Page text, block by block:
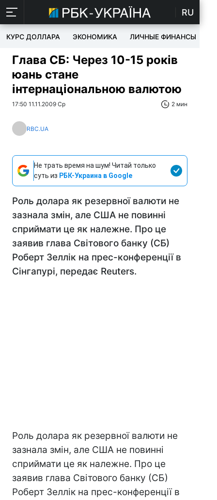
RU
КУРС ДОЛЛАРА ЭКОНОМИКА ЛИЧНЫЕ ФИНАНСЫ
Глава СБ: Через 10-15 років
юань стане
інтернаціональною валютою
17:50 11.11.2009 Ср 2 мин
RBC.UA
Не трать время на шум! Читай только
суть из РБК-Украина в Google
Роль долара як резервної валюти не
зазнала змін, але США не повинні
сприймати це як належне. Про це
заявив глава Світового банку (СБ)
Роберт Зеллік на прес-конференції в
Сінгапурі, передає Reuters.
Роль долара як резервної валюти не
зазнала змін, але США не повинні
сприймати це як належне. Про це
заявив глава Світового банку (СБ)
Роберт Зеллік на прес-конференції в